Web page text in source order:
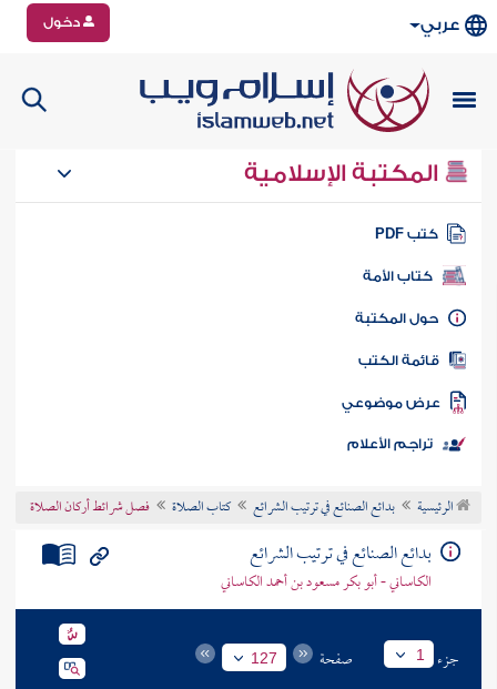
عربي دخول
المكتبة الإسلامية
كتب PDF
كتاب الأمة
المكتبة
الكتب
موضوعي
تراجم الأعلام
الرئيسية بدائع الصنائع في ترتيب الشرائع كتاب الصلاة فصل شرائط أركان الصلاة
بدائع الصنائع في ترتيب الشرائع
الكاساني - أبو بكر مسعود بن أحمد الكاساني
جزء 1 صفحة 127